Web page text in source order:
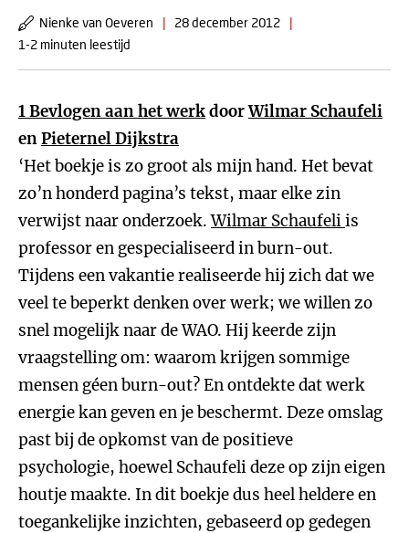
Nienke van Oeveren | 28 december 2012
|
1-2 minuten leestijd
1Bevlogen aan het werkdoorWilmar Schaufeli
enPieternel Dijkstra
‘Het boekje is zo groot als mijn hand. Het bevat
zo’n honderd pagina’s tekst, maar elke zin
verwijst naar onderzoek.Wilmar Schaufeliis
professor en gespecialiseerd in burn-out.
Tijdens een vakantie realiseerde hij zich dat we
veel te beperkt denken over werk; we willen zo
snel mogelijk naar de WAO. Hij keerde zijn
vraagstelling om: waarom krijgen sommige
mensen géen burn-out? En ontdekte dat werk
energie kan geven en je beschermt. Deze omslag
past bij de opkomst van de positieve
psychologie, hoewel Schaufeli deze op zijn eigen
houtje maakte. In dit boekje dus heel heldere en
toegankelijke inzichten, gebaseerd op gedegen